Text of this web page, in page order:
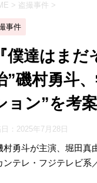
> 盗撮事件 >
事件
『僕達はま
”磯村勇斗
ョン”を考案
： 2025年7月28日
勇斗が主演、堀田真
ンテレ・フジテレビ系